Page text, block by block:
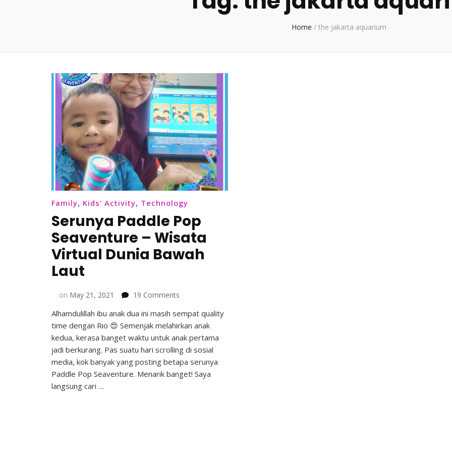
Home / the jakarta aquarium
Family, Kids' Activity, Technology
Serunya Paddle Pop
Seaventure – Wisata
Virtual Dunia Bawah
Laut
on May 21, 2021 19 Comments
Paddle
Pop
Seaventure
–
Virtual
Dunia
Alhamdulillah ibu anak dua ini masih sempat quality
time dengan Rio 😍 Semenjak melahirkan anak
kedua, kerasa banget waktu untuk anak pertama
jadi berkurang. Pas suatu hari scrolling di sosial
media, kok banyak yang posting betapa serunya
Paddle Pop Seaventure. Menarik banget! Saya
langsung cari …